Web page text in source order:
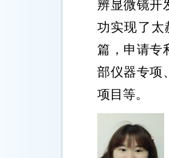
辨显微镜开
功实现了太
篇，申请专
部仪器专项
项目等。